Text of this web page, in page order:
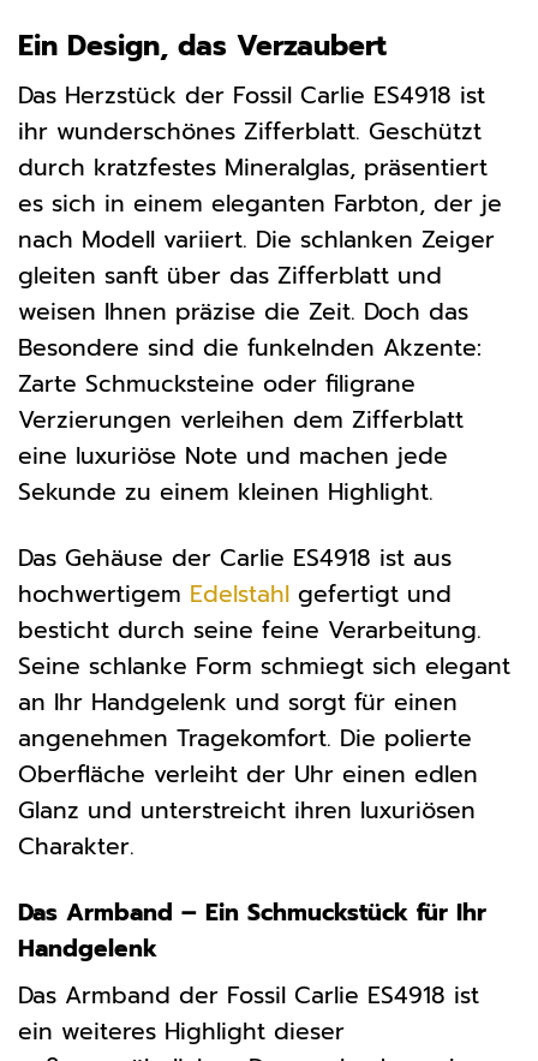
Ein Design, das Verzaubert
Das Herzstück der Fossil Carlie ES4918 ist
ihr wunderschönes Zifferblatt. Geschützt
durch kratzfestes Mineralglas, präsentiert
es sich in einem eleganten Farbton, der je
nach Modell variiert. Die schlanken Zeiger
gleiten sanft über das Zifferblatt und
weisen Ihnen präzise die Zeit. Doch das
Besondere sind die funkelnden Akzente:
Zarte Schmucksteine oder filigrane
Verzierungen verleihen dem Zifferblatt
eine luxuriöse Note und machen jede
Sekunde zu einem kleinen Highlight.
Das Gehäuse der Carlie ES4918 ist aus
hochwertigem Edelstahl gefertigt und
besticht durch seine feine Verarbeitung.
Seine schlanke Form schmiegt sich elegant
an Ihr Handgelenk und sorgt für einen
angenehmen Tragekomfort. Die polierte
Oberfläche verleiht der Uhr einen edlen
Glanz und unterstreicht ihren luxuriösen
Charakter.
Das Armband – Ein Schmuckstück für Ihr
Handgelenk
Das Armband der Fossil Carlie ES4918 ist
ein weiteres Highlight dieser